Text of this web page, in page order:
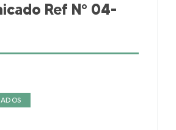
Ref N° 04-